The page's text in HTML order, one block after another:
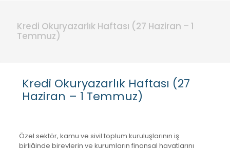
Kredi Okuryazarlık Haftası (27 Haziran – 1
Temmuz)
Kredi Okuryazarlık Haftası (27
Haziran – 1 Temmuz)
Özel sektör, kamu ve sivil toplum kuruluşlarının iş
birliğinde bireylerin ve kurumların finansal hayatlarını